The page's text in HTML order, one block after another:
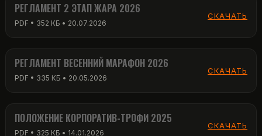
РЕГЛАМЕНТ 2 ЭТАП ЖАРА 2026
PDF • 352 КБ • 20.07.2026
СКАЧАТЬ
РЕГЛАМЕНТ ВЕСЕННИЙ МАРАФОН 2026
PDF • 335 КБ • 20.05.2026
СКАЧАТЬ
ПОЛОЖЕНИЕ КОРПОРАТИВ-ТРОФИ 2025
PDF • 325 КБ • 14.01.2026
СКАЧАТЬ